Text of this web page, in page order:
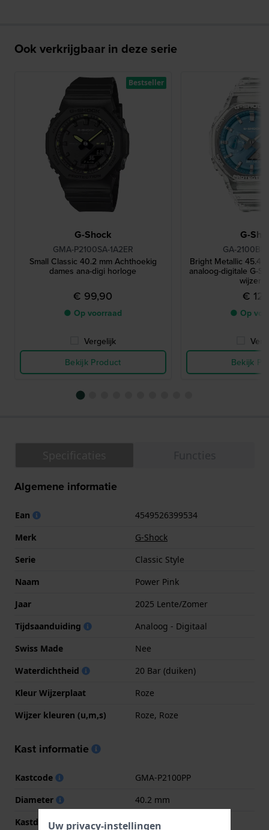
Ook verkrijgbaar in deze serie
G-Shock
GMA-P2100SA-1A2ER
Small Classic 40.2 mm Achthoekig
dames ana-digi horloge
€ 99,90
● Op voorraad
Vergelijk
Bekijk Product
Bestseller
G-
GA-
Bright Metallic 45.4
analoog-digitale G-
€
● Op
Bekijk
Algemene informatie
Ean
4549526399534
Merk
G-Shock
Serie
Classic Style
Naam
Power Pink
Jaar
2025 Lente/Zomer
Tijdsaanduiding
Analoog - Digitaal
Swiss Made
Nee
Waterdichtheid
20 Bar (duiken)
Kleur Wijzerplaat
Roze
Wijzer kleuren (u,m,s)
Roze, Roze
Kast informatie
Kastcode
GMA-P2100PP
Diameter
40.2 mm
Kastdikte
11.2 mm
Uw privacy-instellingen